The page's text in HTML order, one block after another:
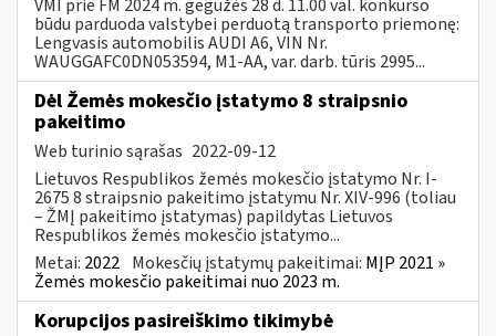
VMI prie FM 2024 m. gegužės 28 d. 11.00 val. konkurso
būdu parduoda valstybei perduotą transporto priemonę:
Lengvasis automobilis AUDI A6, VIN Nr.
WAUGGAFC0DN053594, M1-AA, var. darb. tūris 2995...
Dėl Žemės mokesčio įstatymo 8 straipsnio
pakeitimo
Web turinio sąrašas 2022-09-12
Lietuvos Respublikos žemės mokesčio įstatymo Nr. I-
2675 8 straipsnio pakeitimo įstatymu Nr. XIV-996 (toliau
– ŽMĮ pakeitimo įstatymas) papildytas Lietuvos
Respublikos žemės mokesčio įstatymo...
Metai: 2022 Mokesčių įstatymų pakeitimai: MĮP 2021 »
Žemės mokesčio pakeitimai nuo 2023 m.
Korupcijos pasireiškimo tikimybė